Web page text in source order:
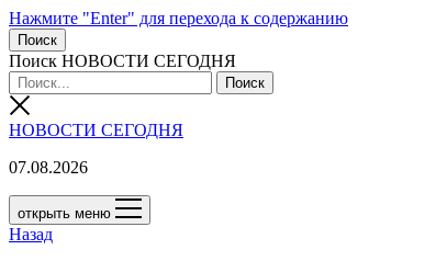
Нажмите "Enter" для перехода к содержанию
Поиск
Поиск НОВОСТИ СЕГОДНЯ
НОВОСТИ СЕГОДНЯ
07.08.2026
открыть меню
Назад